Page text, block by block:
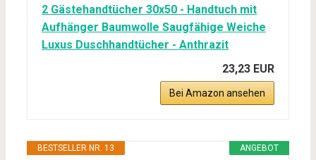
2 Gästehandtücher 30x50 - Handtuch mit
Aufhänger Baumwolle Saugfähige Weiche
Luxus Duschhandtücher - Anthrazit
23,23 EUR
Bei Amazon ansehen
ANGEBOT
BESTSELLER NR. 13